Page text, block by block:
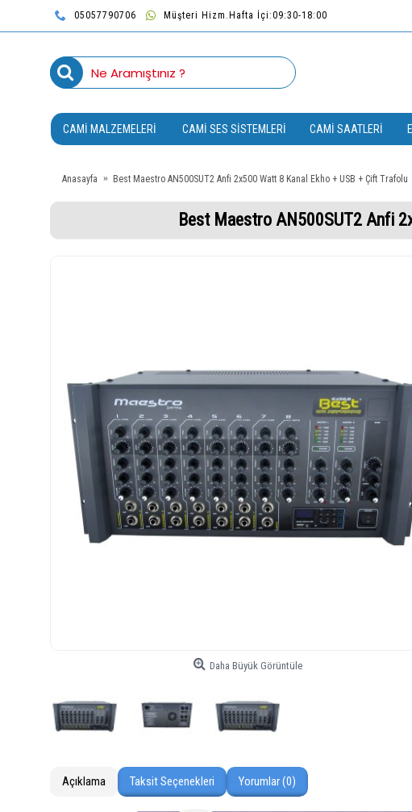
05057790706 Müşteri Hizm.Hafta İçi:09:30-18:00
CAMI MALZEMELERI CAMI SES SISTEMLERI CAMI SAATLERI
Anasayfa Best Maestro AN500SUT2 Anfi 2x500 Watt 8 Kanal Ekho + USB + Çift Trafolu
Best Maestro AN500SUT2 Anfi
Daha Büyük Görüntüle
Açıklama Taksit Seçenekleri Yorumlar (0)